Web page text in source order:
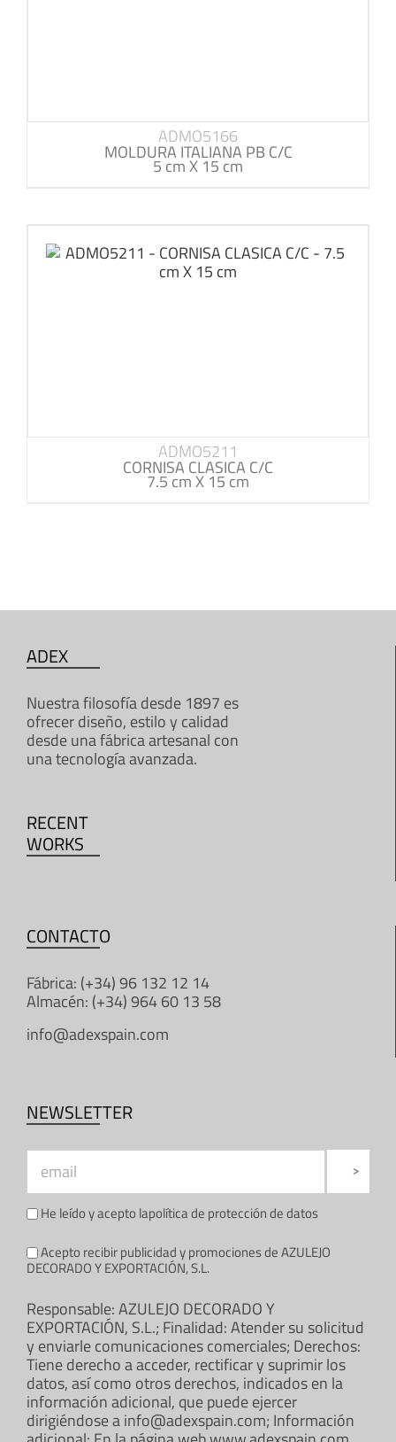
ADMO5166
MOLDURA ITALIANA PB C/C
5 cm X 15 cm
ADMO5211
CORNISA CLASICA C/C
7.5 cm X 15 cm
ADEX
Nuestra filosofía desde 1897 es
ofrecer diseño, estilo y calidad
desde una fábrica artesanal con
una tecnología avanzada.
RECENT
WORKS
CONTACTO
Fábrica: (+34) 96 132 12 14
Almacén: (+34) 964 60 13 58
info@adexspain.com
NEWSLETTER
He leído y acepto lapolítica de protección de datos
Acepto recibir publicidad y promociones de AZULEJO
DECORADO Y EXPORTACIÓN, S.L.
Responsable: AZULEJO DECORADO Y
EXPORTACIÓN, S.L.; Finalidad: Atender su solicitud
y enviarle comunicaciones comerciales; Derechos:
Tiene derecho a acceder, rectificar y suprimir los
datos, así como otros derechos, indicados en la
información adicional, que puede ejercer
dirigiéndose a info@adexspain.com; Información